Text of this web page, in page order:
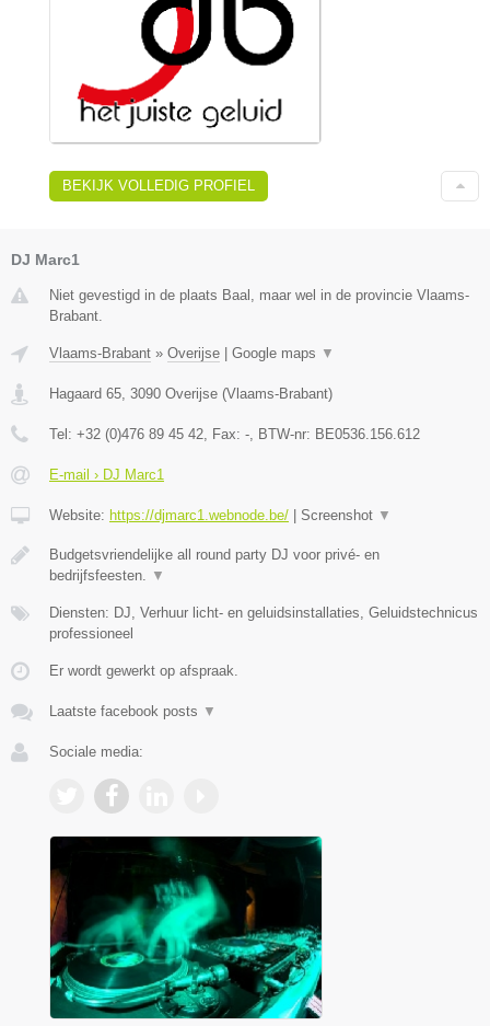
BEKIJK VOLLEDIG PROFIEL
DJ Marc1
Niet gevestigd in de plaats Baal, maar wel in de provincie Vlaams-
Brabant.
Vlaams-Brabant » Overijse Google maps ▼
Hagaard 65 3090 Overijse (Vlaams-Brabant)
Tel: +32 (0)476 89 45 42 , Fax: - , BTW-nr: BE0536.156.612
E-mail › DJ Marc1
Website: https://djmarc1.webnode.be/ Screenshot ▼
Budgetsvriendelijke all round party DJ voor privé- en
bedrijfsfeesten.
▼
Diensten: DJ, Verhuur licht- en geluidsinstallaties, Geluidstechnicus
professioneel
Er wordt gewerkt op afspraak.
Laatste facebook posts ▼
Sociale media: